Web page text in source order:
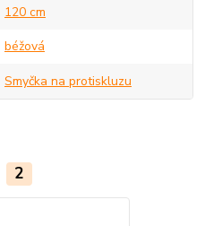
120 cm
béžová
Smyčka na protiskluzu
2